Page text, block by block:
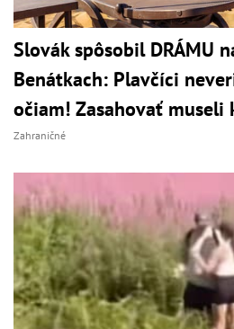
Slovák spôsobil DRÁMU
Benátkach: Plavčíci
očiam! Zasahovať museli
Zahraničné